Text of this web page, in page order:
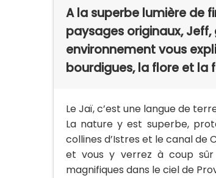
A la superbe lumière de
paysages originaux,
environnement vous
bourdigues, la flore et la
Le Jaï, c’est une langue de
La nature y est superbe,
collines d’Istres et le canal de
et vous y verrez à coup sûr
magnifiques dans le ciel de